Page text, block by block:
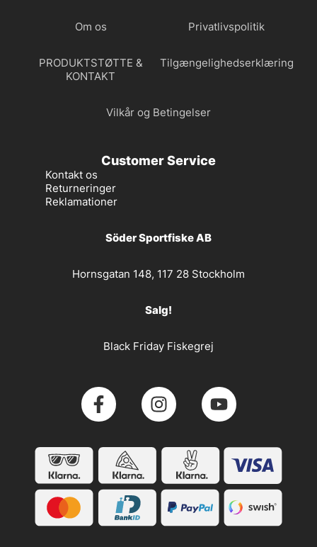
Om os Privatlivspolitik
PRODUKTSTØTTE &
KONTAKT
Tilgængelighedserklæring
Vilkår og Betingelser
Customer Service
Kontakt os
Returneringer
Reklamationer
Söder Sportfiske AB
Hornsgatan 148, 117 28 Stockholm
Salg!
Black Friday Fiskegrej